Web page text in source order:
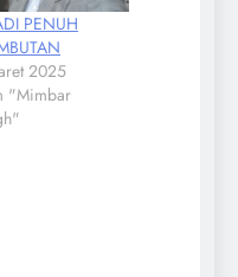
PENUH
2025
"Mimbar